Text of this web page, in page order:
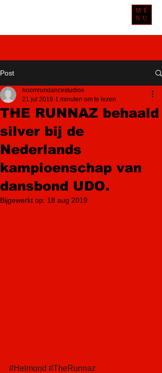
ME
NU
Post
THE RUNNAZ behaald
silver bij de
Nederlands
kampioenschap van
dansbond UDO.
hoomrundancestudios
21 jul 2019 1 minuten om te lezen
Bijgewerkt op: 18 aug 2019
#Helmond #TheRunnaz